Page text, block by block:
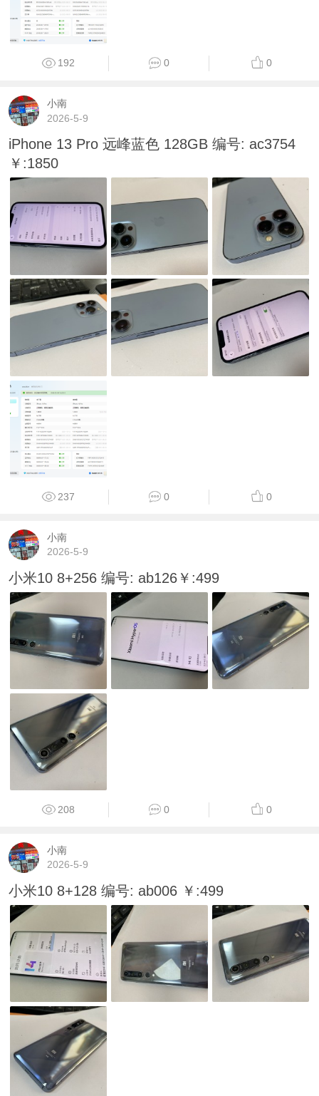
192 0 0
小南
2026-5-9
iPhone 13 Pro 远峰蓝色 128GB 编号: ac3754
￥:1850
237 0 0
小南
2026-5-9
小米10 8+256 编号: ab126￥:499
208 0 0
小南
2026-5-9
小米10 8+128 编号: ab006 ￥:499